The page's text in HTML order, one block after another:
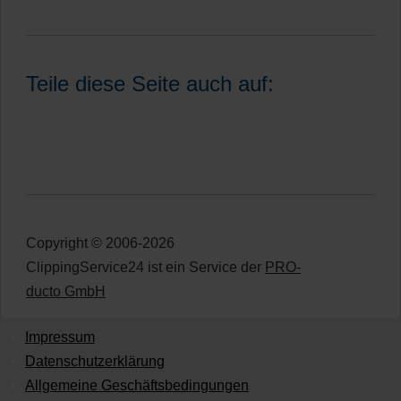
Teile diese Seite auch auf:
Copyright © 2006-2026
ClippingService24 ist ein Service der PRO-
ducto GmbH
Impressum
Datenschutzerklärung
Allgemeine Geschäftsbedingungen